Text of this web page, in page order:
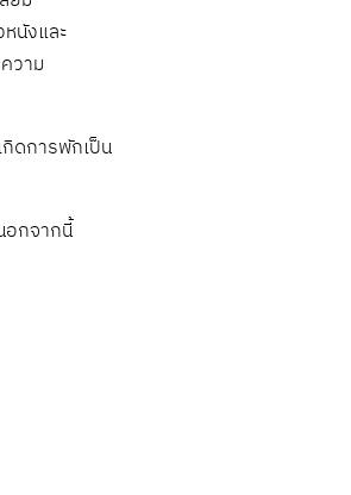
นังและ
วาม
กิดการพักเป็น
อกจากนี้